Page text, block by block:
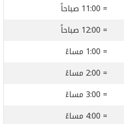
= 11:00 صباحاً
= 12:00 صباحاً
= 1:00 مساءً
= 2:00 مساءً
= 3:00 مساءً
= 4:00 مساءً